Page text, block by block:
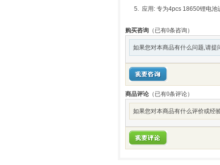
5. 应用: 专为4pcs 18650锂电池
购买咨询 （已有0条咨询）
如果您对本商品有什么问题,请提
商品评论 （已有0条评论）
如果您对本商品有什么评价或经